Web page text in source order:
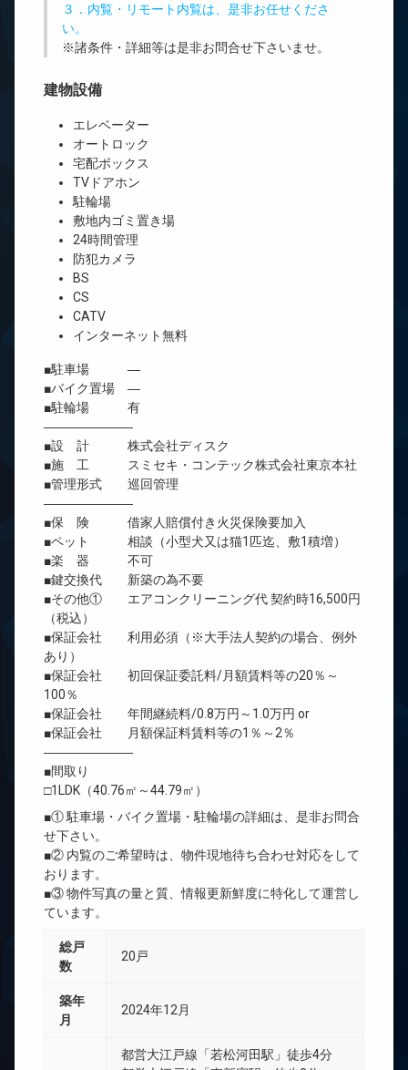
３．内覧・リモート内覧は、是非お任せくださ
い。
※諸条件・詳細等は是非お問合せ下さいませ。
建物設備
エレベーター
オートロック
宅配ボックス
TVドアホン
駐輪場
敷地内ゴミ置き場
24時間管理
防犯カメラ
BS
CS
CATV
インターネット無料
■駐車場 ―
■バイク置場 ―
■駐輪場 有
―――――――
■設 計 株式会社ディスク
■施 工 スミセキ・コンテック株式会社東京本社
■管理形式 巡回管理
―――――――
■保 険 借家人賠償付き火災保険要加入
■ペット 相談（小型犬又は猫1匹迄、敷1積増）
■楽 器 不可
■鍵交換代 新築の為不要
■その他① エアコンクリーニング代 契約時16,500円
（税込）
■保証会社 利用必須（※大手法人契約の場合、例外
あり）
■保証会社 初回保証委託料/月額賃料等の20％～
100％
■保証会社 年間継続料/0.8万円～1.0万円 or
■保証会社 月額保証料賃料等の1％～2％
―――――――
■間取り
□1LDK（40.76㎡～44.79㎡）
■① 駐車場・バイク置場・駐輪場の詳細は、是非お問合
せ下さい。
■② 内覧のご希望時は、物件現地待ち合わせ対応をして
おります。
■③ 物件写真の量と質、情報更新鮮度に特化して運営し
ています。
総戸
数
20戸
築年
月
2024年12月
都営大江戸線「若松河田駅」徒歩4分